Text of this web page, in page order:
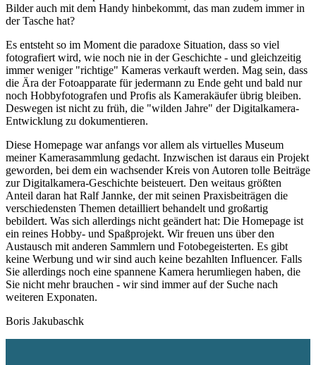
Bilder auch mit dem Handy hinbekommt, das man zudem immer in
der Tasche hat?
Es entsteht so im Moment die paradoxe Situation, dass so viel
fotografiert wird, wie noch nie in der Geschichte - und gleichzeitig
immer weniger "richtige" Kameras verkauft werden. Mag sein, dass
die Ära der Fotoapparate für jedermann zu Ende geht und bald nur
noch Hobbyfotografen und Profis als Kamerakäufer übrig bleiben.
Deswegen ist nicht zu früh, die "wilden Jahre" der Digitalkamera-
Entwicklung zu dokumentieren.
Diese Homepage war anfangs vor allem als virtuelles Museum
meiner Kamerasammlung gedacht. Inzwischen ist daraus ein Projekt
geworden, bei dem ein wachsender Kreis von Autoren tolle Beiträge
zur Digitalkamera-Geschichte beisteuert. Den weitaus größten
Anteil daran hat Ralf Jannke, der mit seinen Praxisbeiträgen die
verschiedensten Themen detailliert behandelt und großartig
bebildert. Was sich allerdings nicht geändert hat: Die Homepage ist
ein reines Hobby- und Spaßprojekt. Wir freuen uns über den
Austausch mit anderen Sammlern und Fotobegeisterten. Es gibt
keine Werbung und wir sind auch keine bezahlten Influencer. Falls
Sie allerdings noch eine spannene Kamera herumliegen haben, die
Sie nicht mehr brauchen - wir sind immer auf der Suche nach
weiteren Exponaten.
Boris Jakubaschk